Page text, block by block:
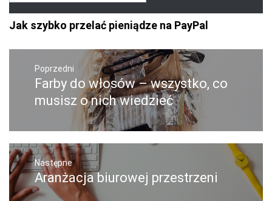
Jak szybko przelać pieniądze na PayPal
Nawigacja
wpisuPoprzedni
Poprzedni
Farby do włosów – wszystko, co
musisz o nich wiedzieć
Następne
Następny
post:
Aranżacja biurowej przestrzeni